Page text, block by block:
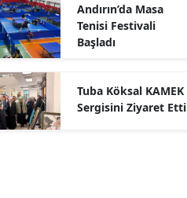
Andırın’da Masa
Tenisi Festivali
Başladı
Tuba Köksal KAMEK
Sergisini Ziyaret Etti